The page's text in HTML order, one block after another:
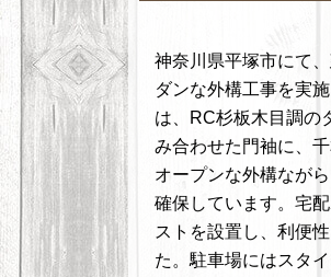
神奈川県平塚市にて
ダンな外構工事を実
は、RC杉板木目調の
み合わせた門袖に、千
オープンな外構なが
確保しています。宅
ストを設置し、利便
た。駐車場にはスタ